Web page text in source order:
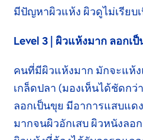
มีปัญหาผิวแห้ง ผิวดูไม่เรียบ
Level 3 | ผิวแห้งมาก ลอกเ
คนที่มีผิวแห้งมาก มักจะแห้
เกล็ดปลา (มองเห็นได้ชัดกว่
ลอกเป็นขุย มีอาการแสบแด
มากจนผิวอักเสบ ผิวหนังลอก